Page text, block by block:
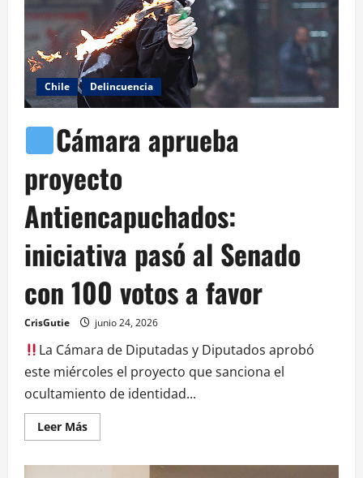
Chile Delincuencia
Cámara aprueba
proyecto
Antiencapuchados:
iniciativa pasó al Senado
con 100 votos a favor
CrisGutie junio 24, 2026
La Cámara de Diputadas y Diputados aprobó
este miércoles el proyecto que sanciona el
ocultamiento de identidad...
Leer Más